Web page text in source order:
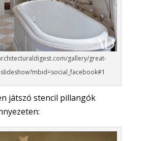
gallery/great-
játszó stencil pillangók